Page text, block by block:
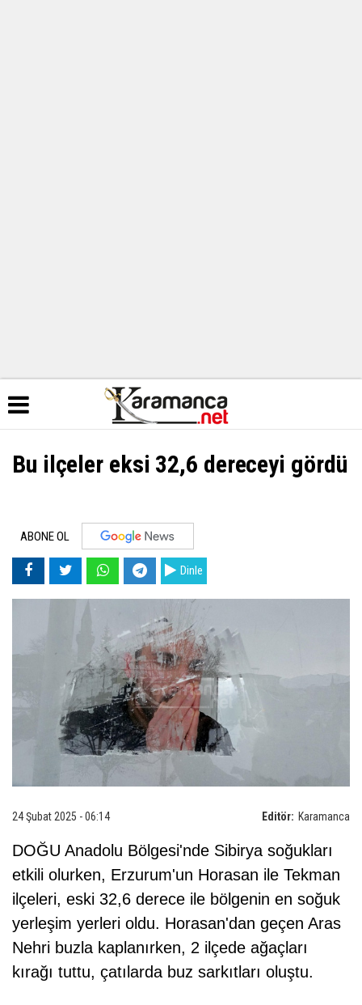
Bu ilçeler eksi 32,6 dereceyi gördü
ABONE OL
Dinle
Editör: Karamanca
24 Şubat 2025 - 06:14
DOĞU Anadolu Bölgesi'nde Sibirya soğukları
etkili olurken, Erzurum'un Horasan ile Tekman
ilçeleri, eski 32,6 derece ile bölgenin en soğuk
yerleşim yerleri oldu. Horasan'dan geçen Aras
Nehri buzla kaplanırken, 2 ilçede ağaçları
kırağı tuttu, çatılarda buz sarkıtları oluştu.